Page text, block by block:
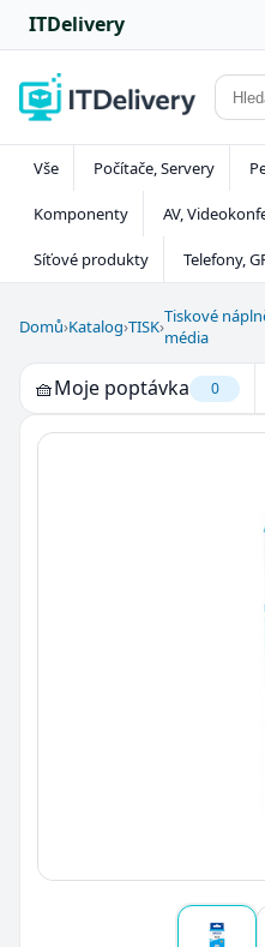
ITDelivery
Vše Počítače, Servery
Komponenty AV,
Síťové produkty Telefony,
Domů›Katalog›TISK›Tiskové
média
🧺Moje poptávka 0